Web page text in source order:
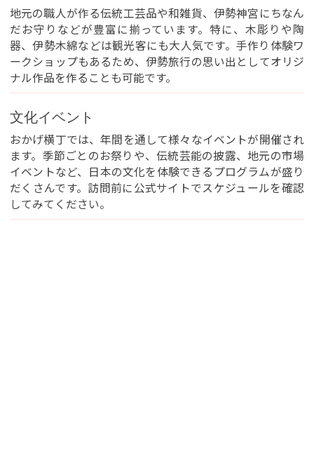
地元の職人が作る伝統工芸品や和雑貨、伊勢神宮にちなん
だお守りなどが豊富に揃っています。特に、木彫りや陶
器、伊勢木綿などは観光客にも大人気です。手作り体験ワ
ークショップもあるため、伊勢旅行の思い出としてオリジ
ナル作品を作ることも可能です。
文化イベント
おかげ横丁では、年間を通して様々なイベントが開催され
ます。季節ごとのお祭りや、伝統芸能の披露、地元の市場
イベントなど、日本の文化を体験できるプログラムが盛り
だくさんです。訪問前に公式サイトでスケジュールを確認
してみてください。